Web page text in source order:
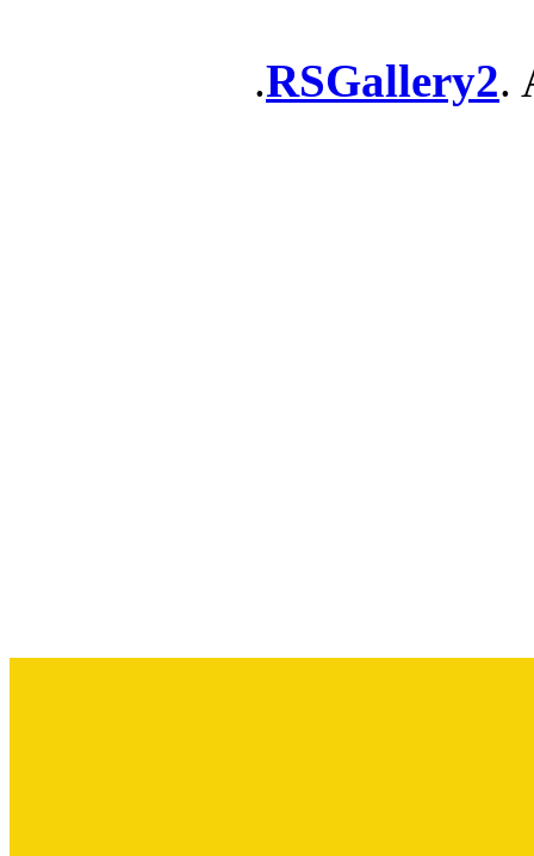
RSGallery2.